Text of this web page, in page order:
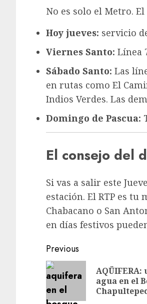
No es solo el Metro.
Hoy jueves: servicio
Viernes Santo: Línea
Sábado Santo: Las
en rutas como El
Indios Verdes. Las
Domingo de Pascua:
El consejo del
Si vas a salir este
estación. El RTP es
Chabacano o San
en días festivos
Post
navigation
Previous
agua en el